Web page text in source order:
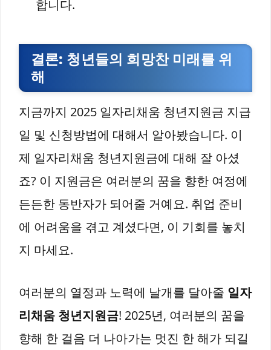
합니다.
결론: 청년들의 희망찬 미래를 위
해
지금까지 2025 일자리채움 청년지원금 지급
일 및 신청방법에 대해서 알아봤습니다. 이
제 일자리채움 청년지원금에 대해 잘 아셨
죠? 이 지원금은 여러분의 꿈을 향한 여정에
든든한 동반자가 되어줄 거예요. 취업 준비
에 어려움을 겪고 계셨다면, 이 기회를 놓치
지 마세요.
여러분의 열정과 노력에 날개를 달아줄 일자
리채움 청년지원금! 2025년, 여러분의 꿈을
향해 한 걸음 더 나아가는 멋진 한 해가 되길